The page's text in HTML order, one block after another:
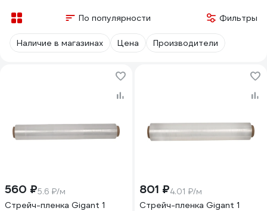
По популярности Фильтры
Наличие в магазинах Цена Производители
560 ₽5.6 ₽/м
Стрейч-пленка Gigant 1
801 ₽4.01 ₽/м
Стрейч-пленка Gigant 1